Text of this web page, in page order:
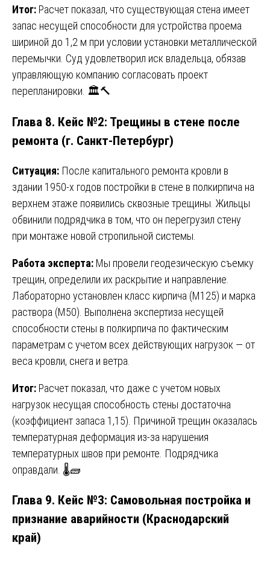
Итог: Расчет показал, что существующая стена имеет
запас несущей способности для устройства проема
шириной до 1,2 м при условии установки металлической
перемычки. Суд удовлетворил иск владельца, обязав
управляющую компанию согласовать проект
перепланировки. 🏛️🔨
Глава 8. Кейс №2: Трещины в стене после
ремонта (г. Санкт-Петербург)
Ситуация: После капитального ремонта кровли в
здании 1950-х годов постройки в стене в полкирпича на
верхнем этаже появились сквозные трещины. Жильцы
обвинили подрядчика в том, что он перегрузил стену
при монтаже новой стропильной системы.
Работа эксперта: Мы провели геодезическую съемку
трещин, определили их раскрытие и направление.
Лабораторно установлен класс кирпича (М125) и марка
раствора (М50). Выполнена экспертиза несущей
способности стены в полкирпича по фактическим
параметрам с учетом всех действующих нагрузок — от
веса кровли, снега и ветра.
Итог: Расчет показал, что даже с учетом новых
нагрузок несущая способность стены достаточна
(коэффициент запаса 1,15). Причиной трещин оказалась
температурная деформация из-за нарушения
температурных швов при ремонте. Подрядчика
оправдали. 🌡️🧱
Глава 9. Кейс №3: Самовольная постройка и
признание аварийности (Краснодарский
край)